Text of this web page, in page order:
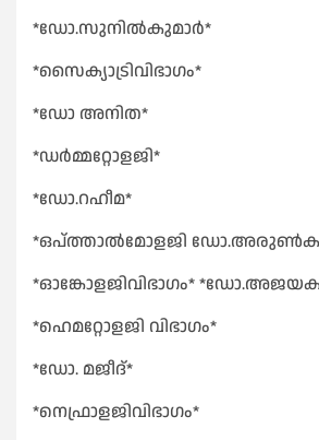
*ഡോ.സുനിൽകുമാർ*
*സൈക്യാട്രിവിഭാഗം*
*ഡോ അനിത*
*ഡർമ്മറ്റോളജി*
*ഡോ.റഹീമ*
*ഒപ്ത്താൽമോളജി
*ഓങ്കോളജിവിഭാഗം*
*ഹെമറ്റോളജി വിഭാഗം*
*ഡോ. മജീദ്*
*നെഫ്രാളജിവിഭാഗം*